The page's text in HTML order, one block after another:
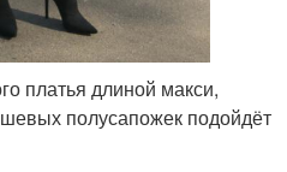
платья длиной макси,
полусапожек подойдёт